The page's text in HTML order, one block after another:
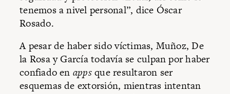
tenemos a nivel personal”, dice Óscar
Rosado.
A pesar de haber sido víctimas, Muñoz, De
la Rosa y García todavía se culpan por haber
confiado en appsque resultaron ser
esquemas de extorsión, mientras intentan